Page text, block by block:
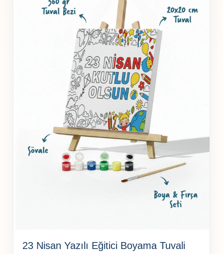
23 Nisan Yazılı Eğitici Boyama Tuvali